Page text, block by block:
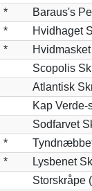
*
Baraus's
*
Hvidhaget
*
Scopolis
Atlantisk
Kap
Sodfarvet
*
*
Lysbenet
Storskråpe